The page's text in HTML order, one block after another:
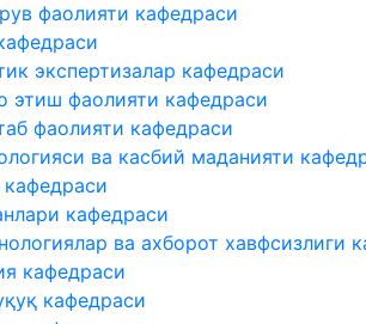
фаолияти кафедраси
экспертизалар кафедраси
этиш фаолияти кафедраси
фаолияти кафедраси
ва касбий маданияти
кафедраси
ва ахборот хавфсизлиги
кафедраси
кафедраси